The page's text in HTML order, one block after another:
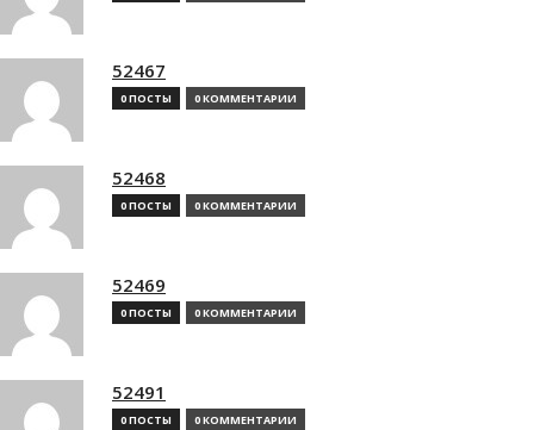
52467
0 ПОСТЫ 0 КОММЕНТАРИИ
52468
0 ПОСТЫ 0 КОММЕНТАРИИ
52469
0 ПОСТЫ 0 КОММЕНТАРИИ
52491
0 ПОСТЫ 0 КОММЕНТАРИИ